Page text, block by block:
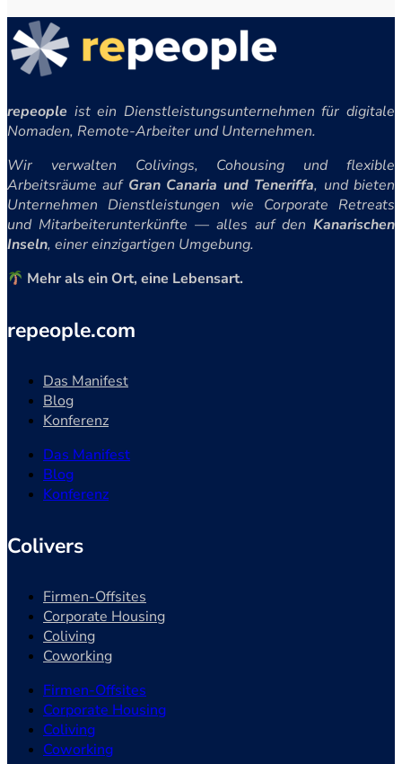
repeople ist ein Dienstleistungsunternehmen für digitale
Nomaden, Remote-Arbeiter und Unternehmen.
Wir verwalten Colivings, Cohousing und flexible
Arbeitsräume auf Gran Canaria und Teneriffa, und bieten
Unternehmen Dienstleistungen wie Corporate Retreats
und Mitarbeiterunterkünfte — alles auf den Kanarischen
Inseln, einer einzigartigen Umgebung.
Mehr als ein Ort, eine Lebensart.
repeople.com
Das Manifest
Blog
Konferenz
Das Manifest
Blog
Konferenz
Colivers
Firmen-Offsites
Corporate Housing
Coliving
Coworking
Firmen-Offsites
Corporate Housing
Coliving
Coworking